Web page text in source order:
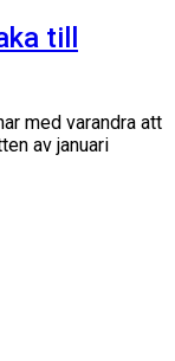
till
med varandra att
av januari